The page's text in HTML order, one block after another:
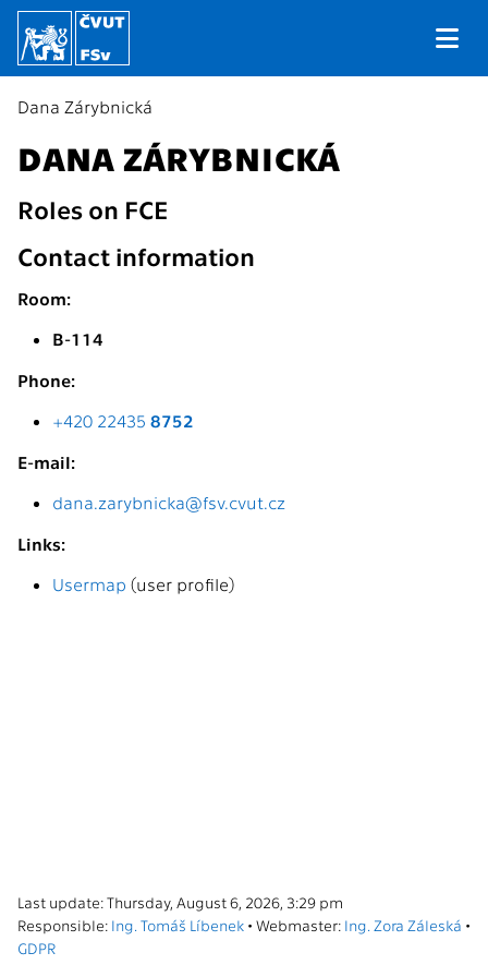
Dana Zárybnická
DANA ZÁRYBNICKÁ
Roles on FCE
Contact information
Room:
B-114
Phone:
+420 22435 8752
E-mail:
dana.zarybnicka@fsv.cvut.cz
Links:
Usermap (user profile)
Last update: Thursday, August 6, 2026, 3:29 pm
Responsible: Ing. Tomáš Líbenek • Webmaster: Ing. Zora Záleská •
GDPR